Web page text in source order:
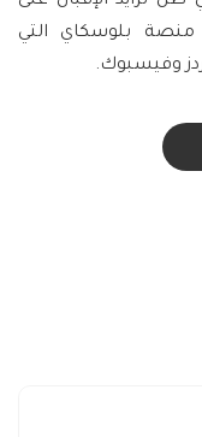
بلوسكاي التي
وفيسبوك.